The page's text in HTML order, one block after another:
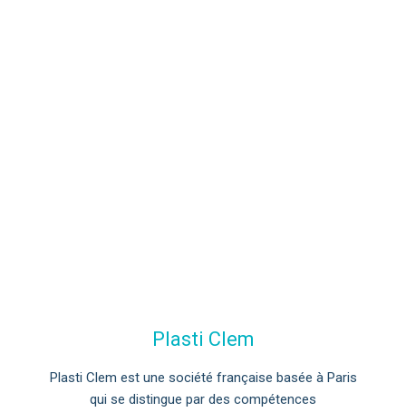
Plasti Clem
Plasti Clem est une société française basée à Paris
qui se distingue par des compétences